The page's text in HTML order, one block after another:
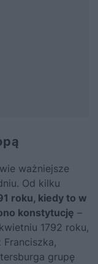
ważniejsze
Od kilku
roku, kiedy to w
konstytucję –
1792 roku,
grupę